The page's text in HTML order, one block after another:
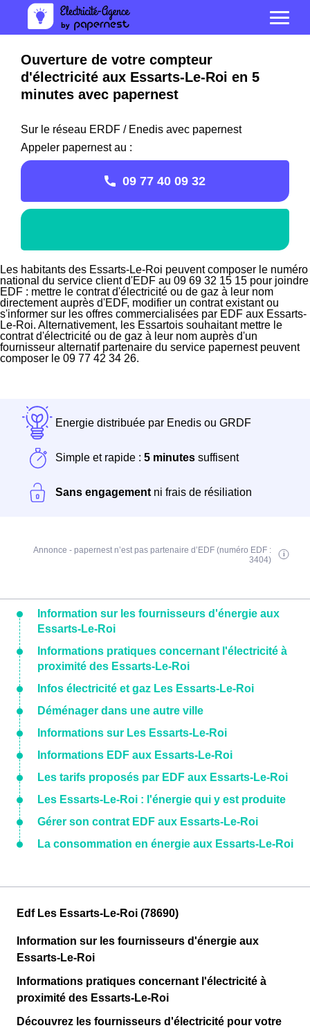
Ouverture de votre compteur
d'électricité aux Essarts-Le-Roi en 5
minutes avec papernest
Sur le réseau ERDF / Enedis avec papernest
Appeler papernest au :
09 77 40 09 32
Les habitants des Essarts-Le-Roi peuvent composer le numéro
national du service client d'EDF au 09 69 32 15 15 pour joindre
EDF : mettre le contrat d'électricité ou de gaz à leur nom
directement auprès d'EDF, modifier un contrat existant ou
s'informer sur les offres commercialisées par EDF aux Essarts-
Le-Roi. Alternativement, les Essartois souhaitant mettre le
contrat d'électricité ou de gaz à leur nom auprès d'un
fournisseur alternatif partenaire du service papernest peuvent
composer le 09 77 42 34 26.
Energie distribuée par Enedis ou GRDF
Simple et rapide : 5 minutes suffisent
Sans engagement ni frais de résiliation
Annonce - papernest n’est pas partenaire d’EDF (numéro EDF :
3404)
Information sur les fournisseurs d'énergie aux
Essarts-Le-Roi
Informations pratiques concernant l'électricité à
proximité des Essarts-Le-Roi
Infos électricité et gaz Les Essarts-Le-Roi
Déménager dans une autre ville
Informations sur Les Essarts-Le-Roi
Informations EDF aux Essarts-Le-Roi
Les tarifs proposés par EDF aux Essarts-Le-Roi
Les Essarts-Le-Roi : l'énergie qui y est produite
Gérer son contrat EDF aux Essarts-Le-Roi
La consommation en énergie aux Essarts-Le-Roi
Edf Les Essarts-Le-Roi (78690)
Information sur les fournisseurs d'énergie aux
Essarts-Le-Roi
Informations pratiques concernant l'électricité à
proximité des Essarts-Le-Roi
Découvrez les fournisseurs d'électricité pour votre